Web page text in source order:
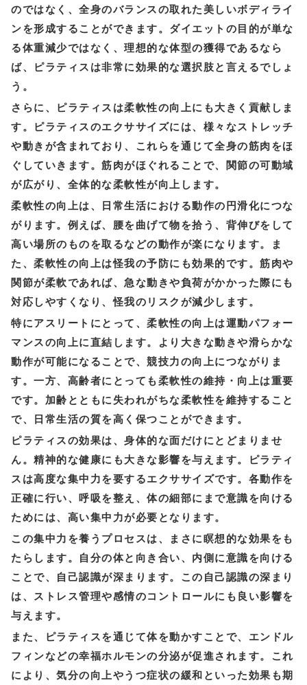
のではなく、全身のバランスの取れた美しいボディライ
ンを形成することができます。ダイエットの目的が単な
る体重減少ではなく、理想的な体型の獲得であるなら
ば、ピラティスは非常に効果的な選択肢と言えるでしょ
う。
さらに、ピラティスは柔軟性の向上にも大きく貢献しま
す。ピラティスのエクササイズには、様々なストレッチ
や動きが含まれており、これらを通じて全身の筋肉をほ
ぐしていきます。筋肉がほぐれることで、関節の可動域
が広がり、全体的な柔軟性が向上します。
柔軟性の向上は、日常生活における動作の円滑化につな
がります。例えば、腰を曲げて物を拾う、背伸びをして
高い場所のものを取るなどの動作が楽になります。ま
た、柔軟性の向上は怪我の予防にも効果的です。筋肉や
関節が柔軟であれば、急な動きや負荷がかかった際にも
対応しやすくなり、怪我のリスクが減少します。
特にアスリートにとって、柔軟性の向上は運動パフォー
マンスの向上に直結します。より大きな動きや滑らかな
動作が可能になることで、競技力の向上につながりま
す。一方、高齢者にとっても柔軟性の維持・向上は重要
です。加齢とともに失われがちな柔軟性を維持すること
で、日常生活の質を高く保つことができます。
ピラティスの効果は、身体的な面だけにとどまりませ
ん。精神的な健康にも大きな影響を与えます。ピラティ
スは高度な集中力を要するエクササイズです。各動作を
正確に行い、呼吸を整え、体の細部にまで意識を向ける
ためには、高い集中力が必要となります。
この集中力を養うプロセスは、まさに瞑想的な効果をも
たらします。自分の体と向き合い、内側に意識を向ける
ことで、自己認識が深まります。この自己認識の深まり
は、ストレス管理や感情のコントロールにも良い影響を
与えます。
また、ピラティスを通じて体を動かすことで、エンドル
フィンなどの幸福ホルモンの分泌が促進されます。これ
により、気分の向上やうつ症状の緩和といった効果も期